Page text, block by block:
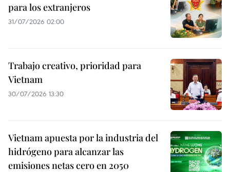
para los extranjeros
31/07/2026 02:00
Trabajo creativo, prioridad para
Vietnam
30/07/2026 13:30
Vietnam apuesta por la industria del
hidrógeno para alcanzar las
emisiones netas cero en 2050